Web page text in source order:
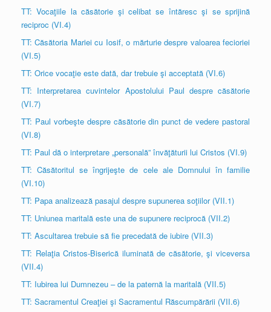
TT: Vocaţiile la căsătorie şi celibat se întăresc şi se sprijină
reciproc (VI.4)
TT: Căsătoria Mariei cu Iosif, o mărturie despre valoarea fecioriei
(VI.5)
TT: Orice vocaţie este dată, dar trebuie şi acceptată (VI.6)
TT: Interpretarea cuvintelor Apostolului Paul despre căsătorie
(VI.7)
TT: Paul vorbeşte despre căsătorie din punct de vedere pastoral
(VI.8)
TT: Paul dă o interpretare „personală” învăţăturii lui Cristos (VI.9)
TT: Căsătoritul se îngrijeşte de cele ale Domnului în familie
(VI.10)
TT: Papa analizează pasajul despre supunerea soţiilor (VII.1)
TT: Uniunea maritală este una de supunere reciprocă (VII.2)
TT: Ascultarea trebuie să fie precedată de iubire (VII.3)
TT: Relaţia Cristos-Biserică iluminată de căsătorie, şi viceversa
(VII.4)
TT: Iubirea lui Dumnezeu – de la paternă la maritală (VII.5)
TT: Sacramentul Creaţiei şi Sacramentul Răscumpărării (VII.6)